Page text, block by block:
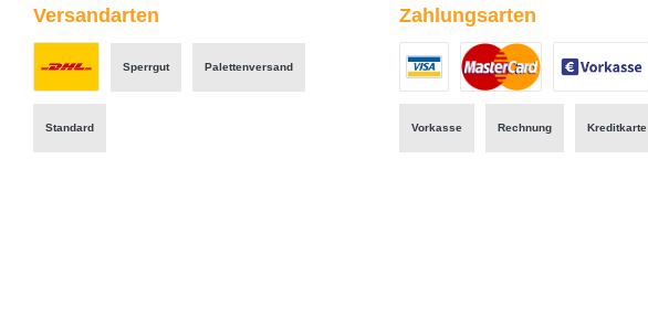
Versandarten
Standard
Sperrgut Palettenversand
Zahlungsarten
Vorkasse Rechnung Kreditkarte